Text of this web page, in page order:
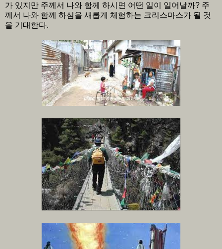
가 있지만 주께서 나와 함께 하시면 어떤 일이 일어날까? 주
께서 나와 함께 하심을 새롭게 체험하는 크리스마스가 될 것
을 기대한다.